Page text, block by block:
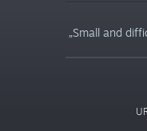
„Small and